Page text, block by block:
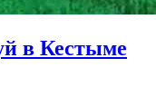
в Кестыме